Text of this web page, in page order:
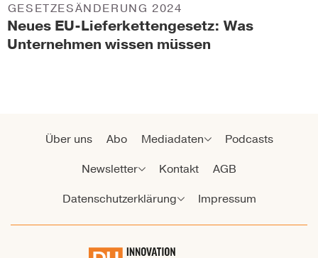
Neues EU-Lieferkettengesetz: Was
Unternehmen wissen müssen
GESETZESÄNDERUNG 2024
Über uns Abo Mediadaten
Podcasts
Newsletter
Kontakt
AGB
Datenschutzerklärung
Impressum